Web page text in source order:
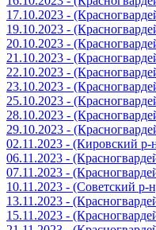
17.10.2023 -
19.10.2023 -
20.10.2023 -
21.10.2023 -
22.10.2023 -
23.10.2023 -
25.10.2023 -
28.10.2023 -
29.10.2023 -
02.11.2023 - (Кировский
06.11.2023 -
07.11.2023 -
10.11.2023 - (Советский
13.11.2023 -
15.11.2023 -